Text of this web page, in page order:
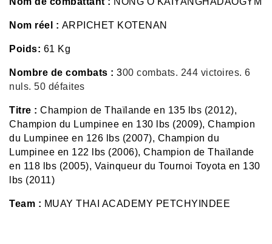
Nom réel : ARPICHET KOTENAN
Poids: 61 Kg
Nombre de combats : 300 combats. 244 victoires. 6
nuls. 50 défaites
Titre : Champion de Thaïlande en 135 lbs (2012),
Champion du Lumpinee en 130 lbs (2009), Champion
du Lumpinee en 126 lbs (2007), Champion du
Lumpinee en 122 lbs (2006), Champion de Thaïlande
en 118 lbs (2005), Vainqueur du Tournoi Toyota en 130
lbs (2011)
Team : MUAY THAI ACADEMY PETCHYINDEE